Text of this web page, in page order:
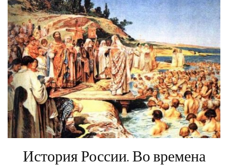
История России. Во времена